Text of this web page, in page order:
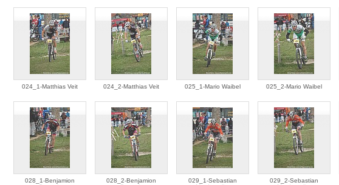
024_1-Matthias Veit 024_2-Matthias Veit 025_1-Mario Waibel 025_2-Mario Waibel
028_1-Benjamion
028_2-Benjamion
029_1-Sebastian
029_2-Sebastian